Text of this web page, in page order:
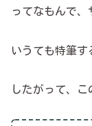
ってなもんで、
いうても特筆す
したがって、こ